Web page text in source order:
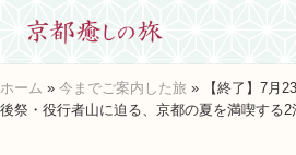
main
content
primary
sidebar
footer
世
界
に
た
ホーム » 今までご案内した旅 » 【終了】7月
後祭・役行者山に迫る、京都の夏を満喫する2